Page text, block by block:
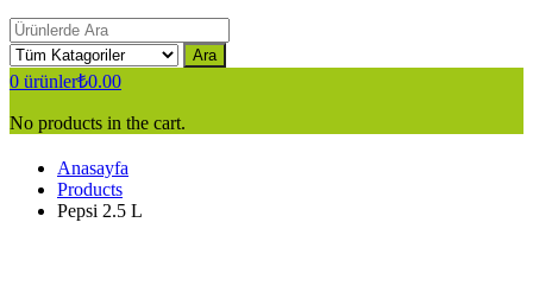
Ara
0 ürünler₺0.00
No products in the cart.
Anasayfa
Products
Pepsi 2.5 L